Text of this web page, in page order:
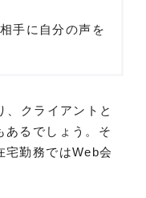
手に自分の声を
、クライアントと
あるでしょう。そ
宅勤務ではWeb会